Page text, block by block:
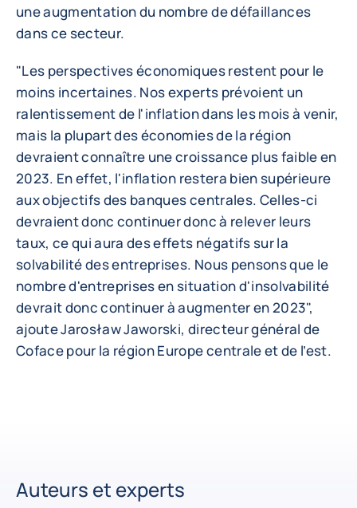
une augmentation du nombre de défaillances
dans ce secteur.
"Les perspectives économiques restent pour le
moins incertaines. Nos experts prévoient un
ralentissement de l'inflation dans les mois à venir,
mais la plupart des économies de la région
devraient connaître une croissance plus faible en
2023. En effet, l'inflation restera bien supérieure
aux objectifs des banques centrales. Celles-ci
devraient donc continuer donc à relever leurs
taux, ce qui aura des effets négatifs sur la
solvabilité des entreprises. Nous pensons que le
nombre d'entreprises en situation d'insolvabilité
devrait donc continuer à augmenter en 2023",
ajoute Jarosław Jaworski, directeur général de
Coface pour la région Europe centrale et de l’est.
Auteurs et experts